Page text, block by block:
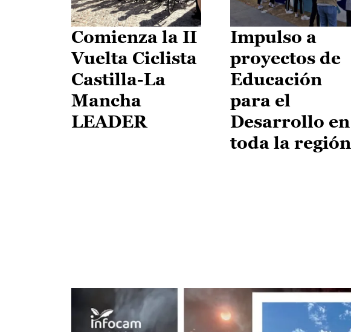
Comienza la II
Vuelta Ciclista
Castilla-La
Mancha
LEADER
Impulso a
proyectos de
Educación
para el
Desarrollo en
toda la región